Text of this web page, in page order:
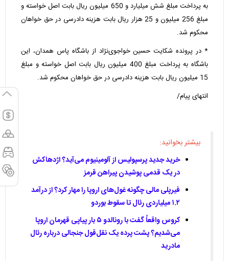
به پرداخت مبلغ شش میلیارد و 650 میلیون ریال بابت اصل خواسته و
مبلغ 256 میلیون و 25 هزار ریال بابت هزینه دادرسی در حق خواهان
محکوم شد.
* در پرونده شکایت حسین خواجوی‌نژاد از باشگاه پاس همدان، این
باشگاه به پرداخت مبلغ 400 میلیون ریال بابت اصل خواسته و مبلغ
15 میلیون ریال بابت هزینه دادرسی در حق خواهان محکوم شد.
انتهای پیام/
بیشتر بخوانید:
خرید جدید پرسپولیس از آلومینیوم می‌آید؟ اژدهاکش
در یک قدمی پوشیدن پیراهن قرمز
فیرپلی مالی چگونه غول‌های اروپا را مهار کرد؟ از درآمد
۱.۲ میلیاردی رئال تا سقوط بوردو
کروس واقعاً گفت با رونالدو ۵ بار پیاپی قهرمان اروپا
می‌شدیم؟ پشت پرده یک نقل‌قول جنجالی درباره رئال
مادرید